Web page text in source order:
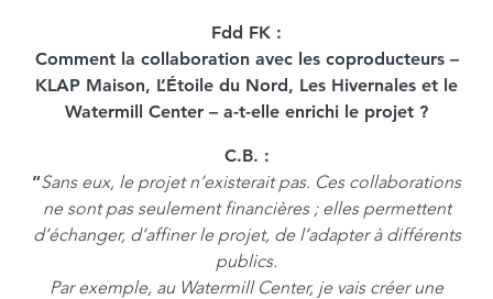
Fdd FK :
Comment la collaboration avec les coproducteurs –
KLAP Maison, L’Étoile du Nord, Les Hivernales et le
Watermill Center – a-t-elle enrichi le projet ?
C.B. :
“Sans eux, le projet n’existerait pas. Ces collaborations
ne sont pas seulement financières ; elles permettent
d’échanger, d’affiner le projet, de l’adapter à différents
publics.
Par exemple, au Watermill Center, je vais créer une